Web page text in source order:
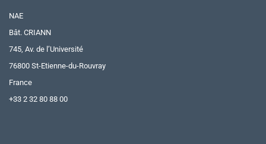
NAE
Bât. CRIANN
745, Av. de l’Université
76800 St-Etienne-du-Rouvray
France
+33 2 32 80 88 00